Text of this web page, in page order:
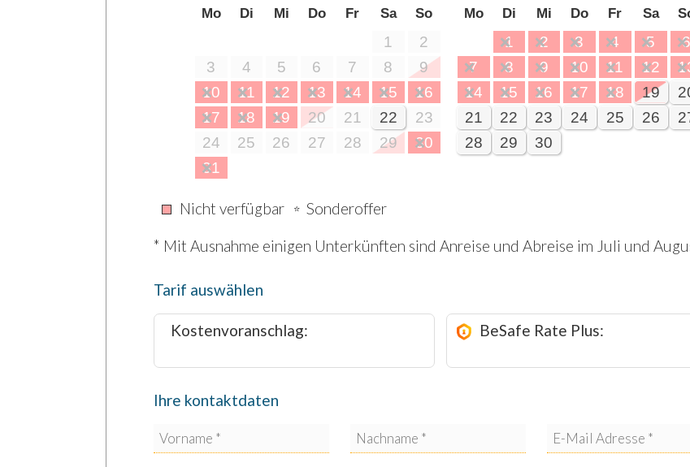
Mo Di Mi Do Fr Sa So
1
2
3
4 5 6 7 8
9
10
11 12 13 14 15
16
17
18 19 20 21 22
23
24
25 26 27 28 29
30
31
Mo Di Mi Do Fr Sa
1 2 3 4 5
6
7
8 9 10 11 12
14
15 16 17 18 19
21
22 23 24 25 26
28
29 30
Nicht verfügbar
⭐ Sonderoffer
* Mit Ausnahme einigen Unterkünften sind Anreise und Abreise im Juli und
Tarif auswählen
Kostenvoranschlag BeSafe Rate Plus
Ihre kontaktdaten